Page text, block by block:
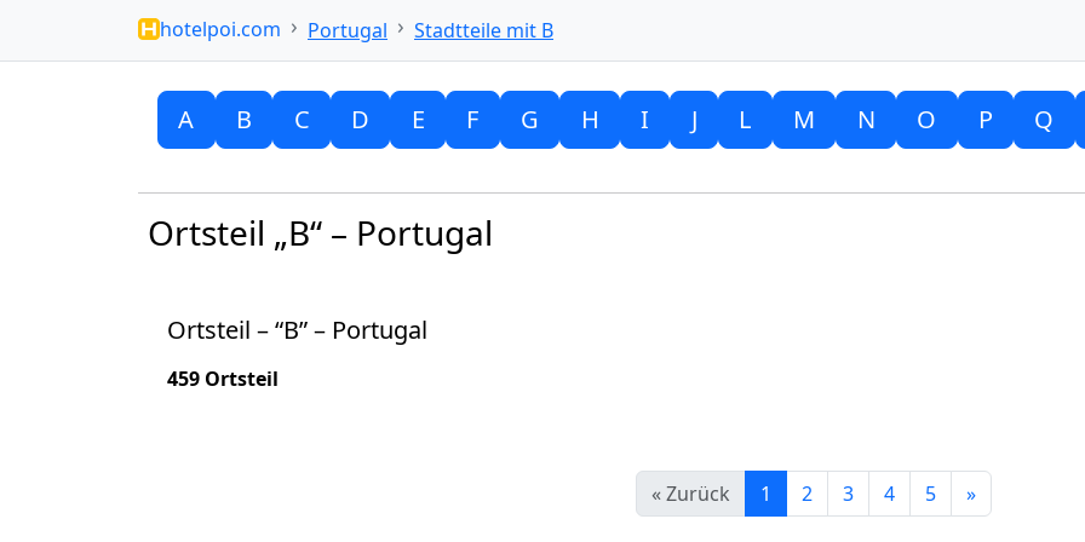
hotelpoi.com Portugal Stadtteile mit B
A B C D E F G H I J L M N O P Q
Ortsteil „B“ – Portugal
Ortsteil – “B” – Portugal
459 Ortsteil
« Zurück 1 2 3 4 5 »